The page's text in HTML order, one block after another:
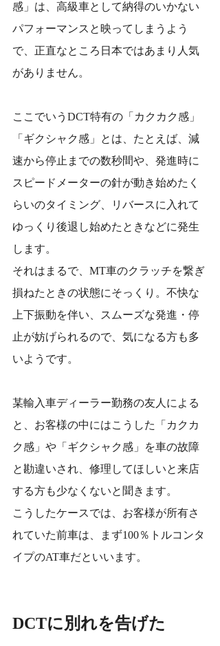
感」は、高級車として納得のいかない
パフォーマンスと映ってしまうよう
で、正直なところ日本ではあまり人気
がありません。
ここでいうDCT特有の「カクカク感」
「ギクシャク感」とは、たとえば、減
速から停止までの数秒間や、発進時に
スピードメーターの針が動き始めたく
らいのタイミング、リバースに入れて
ゆっくり後退し始めたときなどに発生
します。
それはまるで、MT車のクラッチを繋ぎ
損ねたときの状態にそっくり。不快な
上下振動を伴い、スムーズな発進・停
止が妨げられるので、気になる方も多
いようです。
某輸入車ディーラー勤務の友人による
と、お客様の中にはこうした「カクカ
ク感」や「ギクシャク感」を車の故障
と勘違いされ、修理してほしいと来店
する方も少なくないと聞きます。
こうしたケースでは、お客様が所有さ
れていた前車は、まず100％トルコンタ
イプのAT車だといいます。
DCTに別れを告げた